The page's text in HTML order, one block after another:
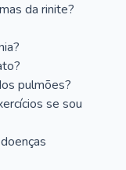
da rinite?
pulmões?
se sou